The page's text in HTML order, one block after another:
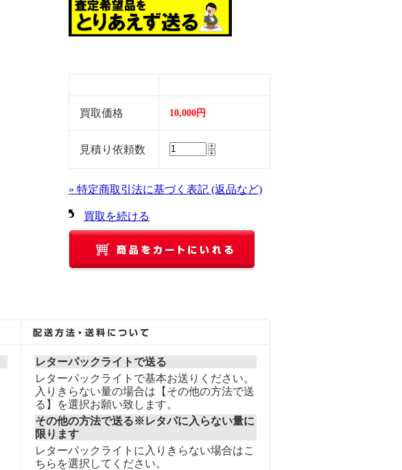
買取価格 10,000円
見積り依頼数
» 特定商取引法に基づく表記 (返品など)
買取を続ける
レターパックライトで送る
レターパックライトで基本お送りください。
入りきらない量の場合は【その他の方法で送
る】を選択お願い致します。
その他の方法で送る※レタパに入らない量に
限ります
レターパックライトに入りきらない場合はこ
ちらを選択してください。